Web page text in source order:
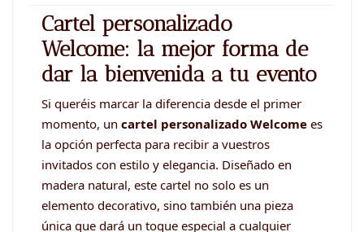
Cartel personalizado
Welcome: la mejor forma de
dar la bienvenida a tu evento
Si queréis marcar la diferencia desde el primer
momento, un cartel personalizado Welcome es
la opción perfecta para recibir a vuestros
invitados con estilo y elegancia. Diseñado en
madera natural, este cartel no solo es un
elemento decorativo, sino también una pieza
única que dará un toque especial a cualquier